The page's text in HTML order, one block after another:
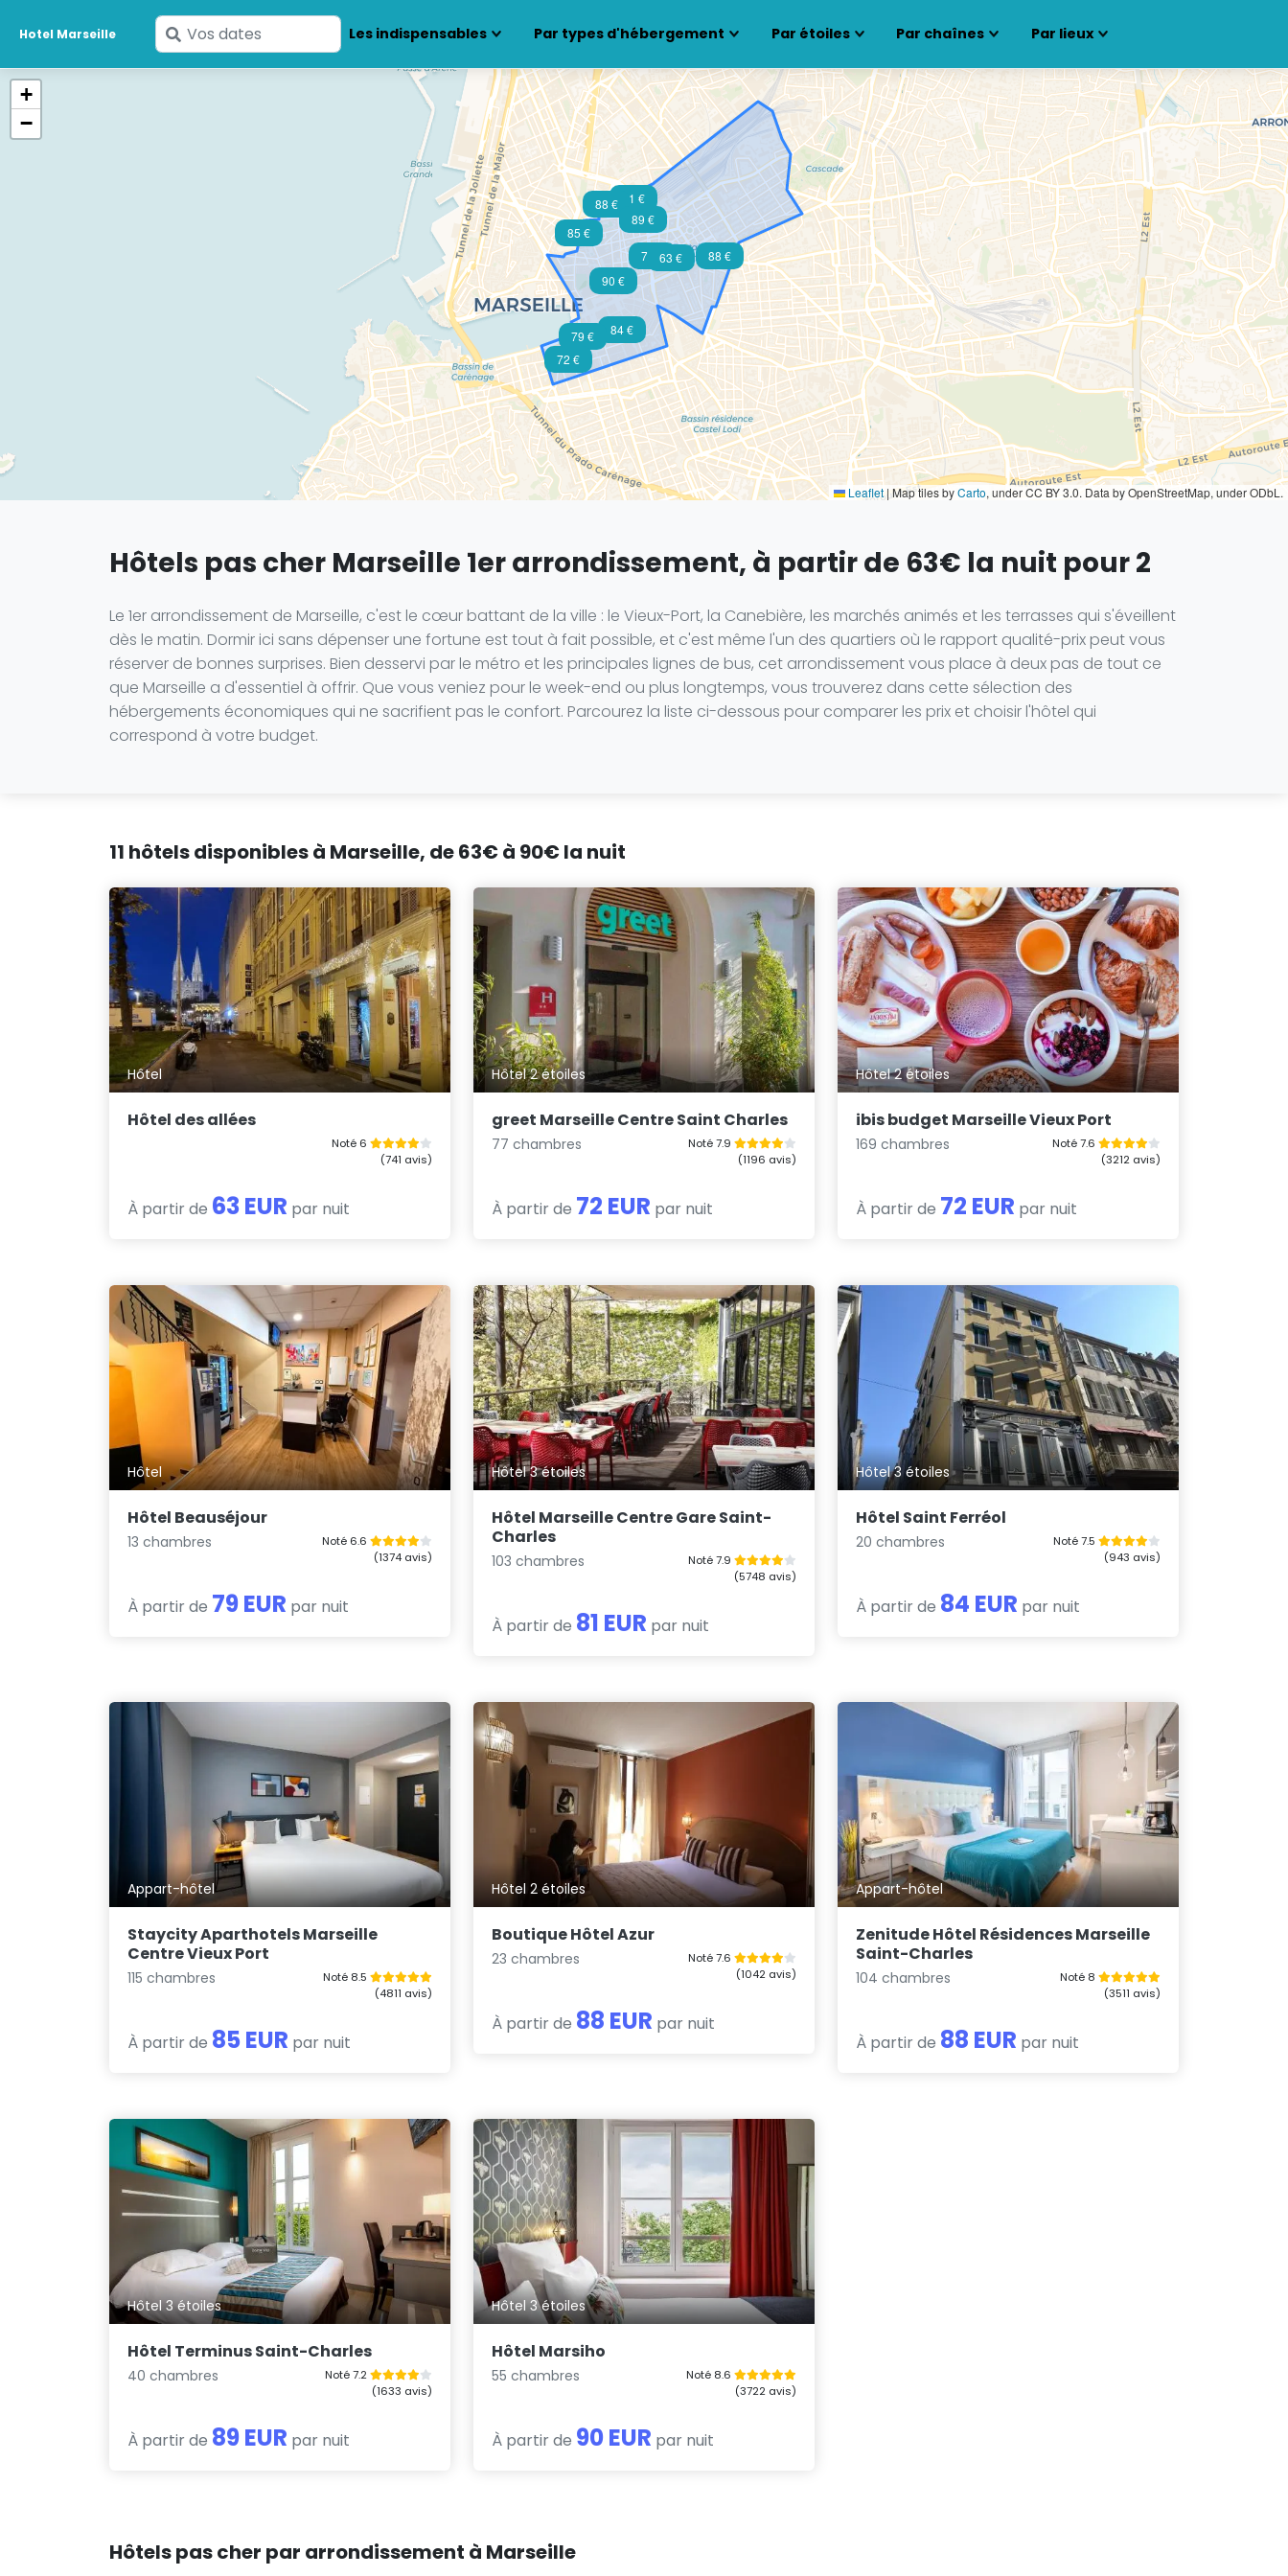
Hotel Marseille
Saisissez
vos
Les indispensables Par types d'hébergement Par étoiles Par chaînes Par lieux
63 €
72 €
72 €
79 €
81 €
84 €
85 €
88 €
88 €
89 €
90 €
+
−
Leaflet |Map tiles byCarto, under CC BY 3.0. Data by OpenStreetMap, under ODbL.
Hôtels pas cher Marseille 1er arrondissement, à partir de 63€ la nuit pour 2
Le 1er arrondissement de Marseille, c'est le cœur battant de la ville : le Vieux-Port, la Canebière, les marchés animés et les terrasses qui s'éveillent
dès le matin. Dormir ici sans dépenser une fortune est tout à fait possible, et c'est même l'un des quartiers où le rapport qualité-prix peut vous
réserver de bonnes surprises. Bien desservi par le métro et les principales lignes de bus, cet arrondissement vous place à deux pas de tout ce
que Marseille a d'essentiel à offrir. Que vous veniez pour le week-end ou plus longtemps, vous trouverez dans cette sélection des
hébergements économiques qui ne sacrifient pas le confort. Parcourez la liste ci-dessous pour comparer les prix et choisir l'hôtel qui
correspond à votre budget.
11 hôtels disponibles à Marseille, de 63€ à 90€ la nuit
Hôtel
Hôtel des allées
Noté 6
(741 avis)
À partir de 63 EUR par nuit
Hôtel 2 étoiles
greet Marseille Centre Saint Charles
77 chambres
Noté 7.9
(1196 avis)
À partir de 72 EUR par nuit
Hôtel 2 étoiles
ibis budget Marseille Vieux Port
169 chambres
Noté 7.6
(3212 avis)
À partir de 72 EUR par nuit
Hôtel
Hôtel Beauséjour
13 chambres
Noté 6.6
(1374 avis)
À partir de 79 EUR par nuit
Hôtel 3 étoiles
Hôtel Marseille Centre Gare Saint-
Charles
103 chambres
Noté 7.9
(5748 avis)
À partir de 81 EUR par nuit
Hôtel 3 étoiles
Hôtel Saint Ferréol
20 chambres
Noté 7.5
(943 avis)
À partir de 84 EUR par nuit
Appart-hôtel
Staycity Aparthotels Marseille
Centre Vieux Port
115 chambres
Noté 8.5
(4811 avis)
À partir de 85 EUR par nuit
Hôtel 2 étoiles
Boutique Hôtel Azur
23 chambres
Noté 7.6
(1042 avis)
À partir de 88 EUR par nuit
Appart-hôtel
Zenitude Hôtel Résidences Marseille
Saint-Charles
104 chambres
Noté 8
(3511 avis)
À partir de 88 EUR par nuit
Hôtel 3 étoiles
Hôtel Terminus Saint-Charles
40 chambres
Noté 7.2
(1633 avis)
À partir de 89 EUR par nuit
Hôtel 3 étoiles
Hôtel Marsiho
55 chambres
Noté 8.6
(3722 avis)
À partir de 90 EUR par nuit
Hôtels pas cher par arrondissement à Marseille